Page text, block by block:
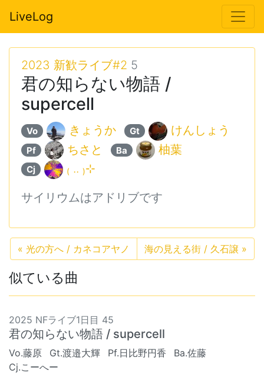
LiveLog
2023 新歓ライブ#2 5
君の知らない物語 /
supercell
Vo きょうか Gt けんしょう
Pf ちさと Ba 柚葉
Cj ₍ .. ₎⊹
サイリウムはアドリブです
« 光の方へ / カネコアヤノ 海の見える街 / 久石譲 »
似ている曲
2025 NFライブ1日目 45
君の知らない物語 / supercell
Vo.藤原 Gt.渡邉大輝 Pf.日比野円香
Ba.佐藤
Cj.こーへー